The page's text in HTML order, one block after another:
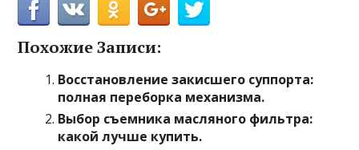
Похожие Записи:
Восстановление закисшего суппорта:
полная переборка механизма.
Выбор съемника масляного фильтра:
какой лучше купить.